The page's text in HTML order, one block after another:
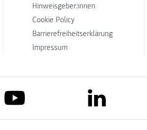
Hinweisgeber:innen
Cookie Policy
Barrierefreiheitserklärung
Impressum
link to youtube link to linkedin